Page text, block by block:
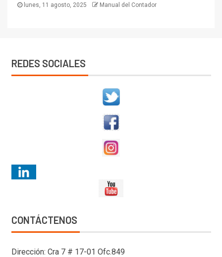
lunes, 11 agosto, 2025 Manual del Contador
REDES SOCIALES
CONTÁCTENOS
Dirección: Cra 7 # 17-01 Ofc.849